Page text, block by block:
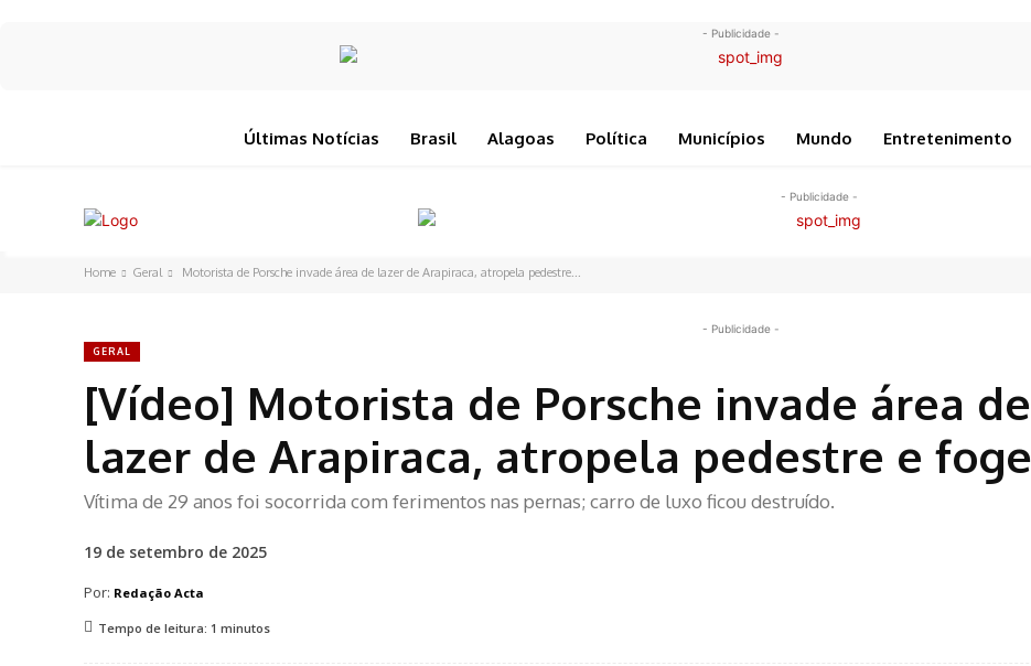
- Publicidade -
Últimas Notícias Brasil Alagoas Política Municípios Mundo Entretenimento
- Publicidade -
Home Geral Motorista de Porsche invade área de lazer de Arapiraca, atropela pedestre...
- Publicidade -
GERAL
[Vídeo] Motorista de Porsche invade área de
lazer de Arapiraca, atropela pedestre e foge
Vítima de 29 anos foi socorrida com ferimentos nas pernas; carro de luxo ficou destruído.
19 de setembro de 2025
Por: Redação Acta
Tempo de leitura: 1 minutos